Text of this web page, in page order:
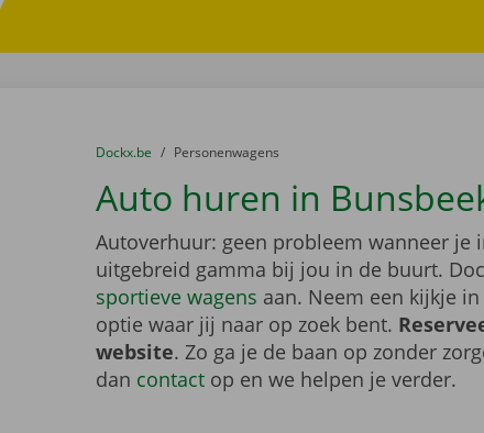
U bevindt zich hier:
van
Dockx.be naar
Personenwagens
Auto huren in
Autoverhuur: geen probleem wanneer je
uitgebreid gamma bij jou in de buurt.
sportieve wagens aan. Neem een kijkje
optie waar jij naar op zoek bent.
website. Zo ga je de baan op zonder
dan contactop en we helpen je verder.